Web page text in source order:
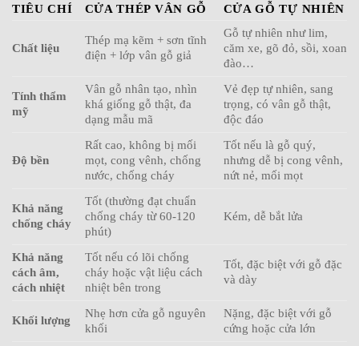
TIÊU CHÍ CỬA THÉP VÂN GỖ CỬA GỖ TỰ NHIÊN
Chất liệu
Thép mạ kẽm + sơn tĩnh
điện + lớp vân gỗ giả
Gỗ tự nhiên như lim,
căm xe, gõ đỏ, sồi, xoan
đào…
Tính thẩm
mỹ
Vân gỗ nhân tạo, nhìn
khá giống gỗ thật, đa
dạng mẫu mã
Vẻ đẹp tự nhiên, sang
trọng, có vân gỗ thật,
độc đáo
Độ bền
Rất cao, không bị mối
mọt, cong vênh, chống
nước, chống cháy
Tốt nếu là gỗ quý,
nhưng dễ bị cong vênh,
nứt nẻ, mối mọt
Khả năng
chống cháy
Tốt (thường đạt chuẩn
chống cháy từ 60-120
phút)
Kém, dễ bắt lửa
Khả năng
cách âm,
cách nhiệt
Tốt nếu có lõi chống
cháy hoặc vật liệu cách
nhiệt bên trong
Tốt, đặc biệt với gỗ đặc
và dày
Khối lượng
Nhẹ hơn cửa gỗ nguyên
khối
Nặng, đặc biệt với gỗ
cứng hoặc cửa lớn